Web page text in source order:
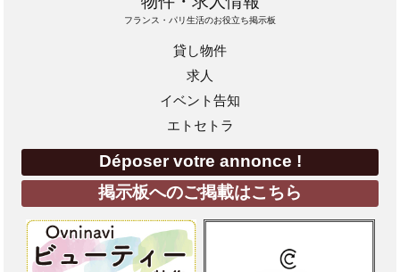
フランス・パリ生活のお役立ち掲示板
貸し物件
求人
イベント告知
エトセトラ
Déposer votre annonce !
掲示板へのご掲載はこちら